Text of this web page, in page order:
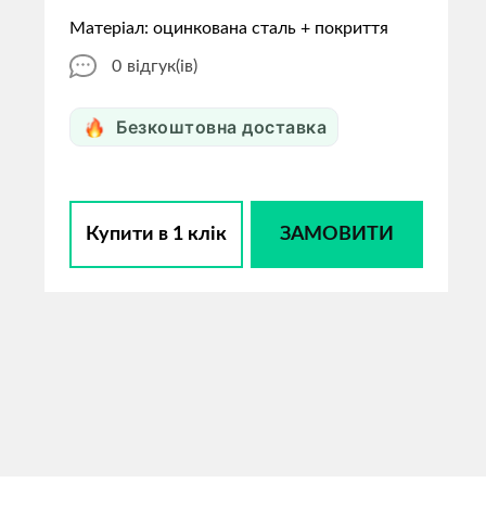
Матеріал: оцинкована сталь + покриття
0 відгук(ів)
Безкоштовна доставка
Купити в 1 клік ЗАМОВИТИ